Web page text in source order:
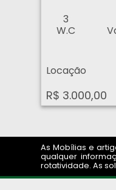
3
W.C
Locação
R$ 3.000,00
As Mobílias e
qualquer
rotatividade. As